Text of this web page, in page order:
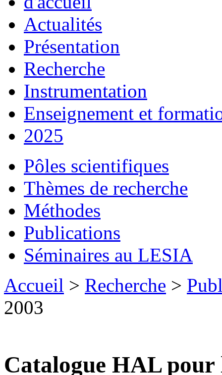
Actualités
Présentation
Recherche
Instrumentation
Enseignement et
2025
Pôles scientifiques
Thèmes de recherche
Méthodes
Publications
Séminaires au LESIA
Accueil > Recherche >
2003
Catalogue HAL pour